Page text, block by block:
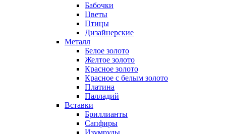
Бабочки
Цветы
Птицы
Дизайнерские
Металл
Белое золото
Желтое золото
Красное золото
Красное с белым золото
Платина
Палладий
Вставки
Бриллианты
Сапфиры
Изумруды